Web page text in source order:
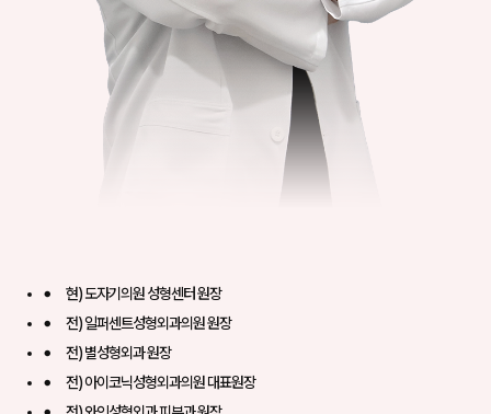
현) 도자기의원 성형센터 원장
전) 일퍼센트성형외과의원 원장
전) 별성형외과 원장
전) 아이코닉성형외과의원 대표원장